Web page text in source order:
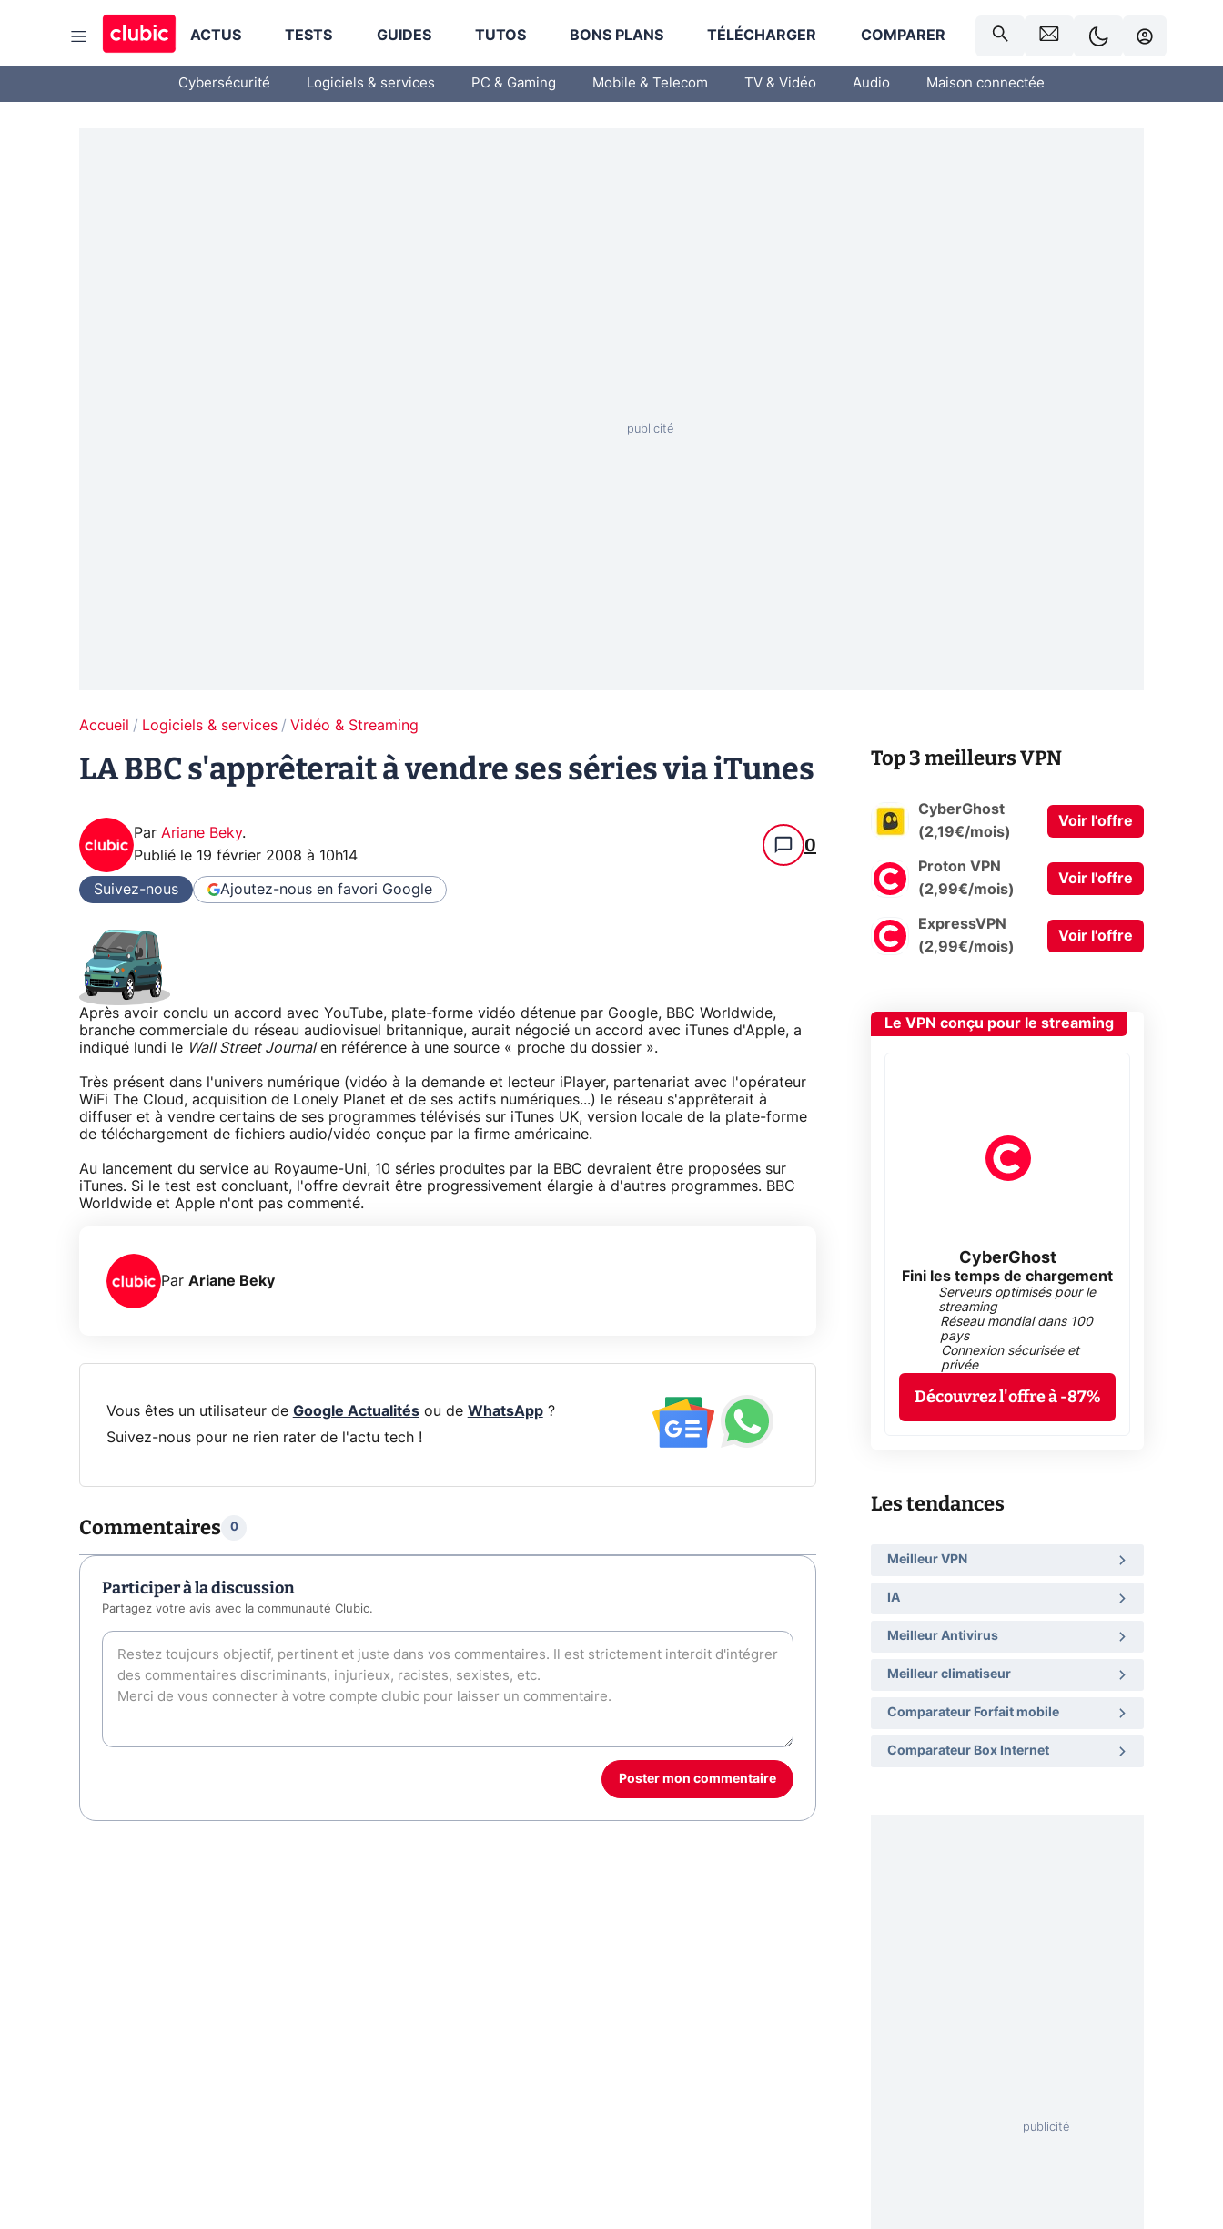
ACTUS TESTS GUIDES TUTOS BONS PLANS TÉLÉCHARGER COMPARER
Cybersécurité Logiciels & services PC & Gaming Mobile & Telecom TV & Vidéo Audio Maison connectée
Accueil Logiciels & services Vidéo & Streaming
LA BBC s'apprêterait à vendre ses séries via iTunes
Par Ariane Beky.
Publié le 19 février 2008 à 10h14 0
Suivez-nous Ajoutez-nous en favori Google
Après avoir conclu un accord avec YouTube, plate-forme vidéo détenue par Google, BBC Worldwide,
branche commerciale du réseau audiovisuel britannique, aurait négocié un accord avec iTunes d'Apple, a
indiqué lundi le Wall Street Journalen référence à une source « proche du dossier ».
Très présent dans l'univers numérique (vidéo à la demande et lecteur iPlayer, partenariat avec l'opérateur
WiFi The Cloud, acquisition de Lonely Planet et de ses actifs numériques...) le réseau s'apprêterait à
diffuser et à vendre certains de ses programmes télévisés sur iTunes UK, version locale de la plate-forme
de téléchargement de fichiers audio/vidéo conçue par la firme américaine.
Au lancement du service au Royaume-Uni, 10 séries produites par la BBC devraient être proposées sur
iTunes. Si le test est concluant, l'offre devrait être progressivement élargie à d'autres programmes. BBC
Worldwide et Apple n'ont pas commenté.
Par Ariane Beky
Vous êtes un utilisateur de Google Actualitésou de WhatsApp?
Suivez-nous pour ne rien rater de l'actu tech !
Commentaires 0
Participer à la discussion
Partagez votre avis avec la communauté Clubic.
Poster mon commentaire
Top 3 meilleurs VPN
CyberGhost
(2,19€/mois)
Voir l'offre
Proton VPN
(2,99€/mois)
Voir l'offre
ExpressVPN
(2,99€/mois)
Voir l'offre
Le VPN conçu pour le streaming
CyberGhost
Fini les temps de chargement
Serveurs optimisés pour le
streaming
Réseau mondial dans 100
pays
Connexion sécurisée et
privée
Découvrez l'offre à -87%
Les tendances
Meilleur VPN
IA
Meilleur Antivirus
Meilleur climatiseur
Comparateur Forfait mobile
Comparateur Box Internet